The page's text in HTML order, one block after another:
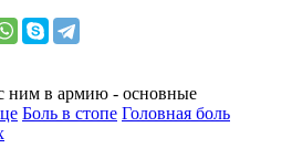
ним в армию - основные
Боль в стопе Головная боль